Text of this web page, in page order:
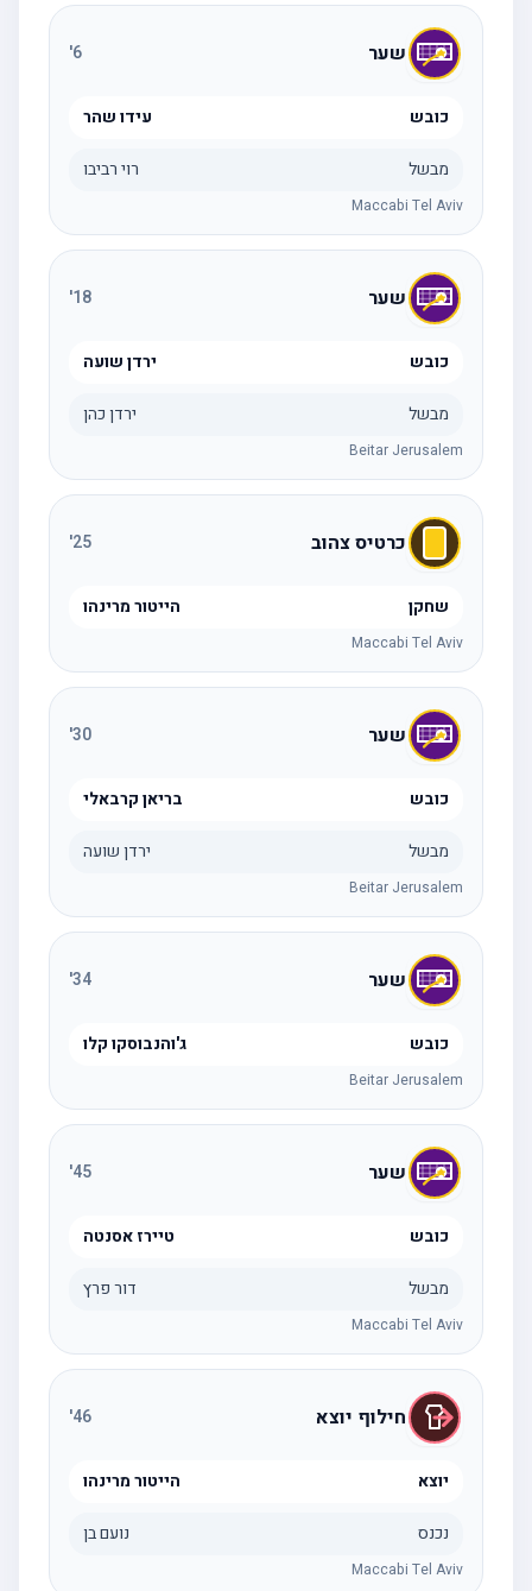
שער
כובש עידו שהר
מבשל רוי רביבו
Maccabi Tel Aviv
שער 18
'
כובש ירדן שועה
מבשל ירדן כהן
Beitar Jerusalem
כרטיס צהוב 25
'
שחקן הייטור מרינהו
Maccabi Tel Aviv
שער 30
'
כובש בריאן קרבאלי
מבשל ירדן שועה
Beitar Jerusalem
שער 34
'
כובש ג'והנבוסקו קלו
Beitar Jerusalem
שער 45
'
כובש טיירז אסנטה
מבשל דור פרץ
Maccabi Tel Aviv
חילוף יוצא 46
'
יוצא הייטור מרינהו
נכנס נועם בן
Maccabi Tel Aviv